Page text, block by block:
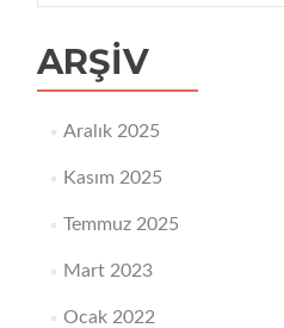
ARŞIV
Aralık 2025
Kasım 2025
Temmuz 2025
Mart 2023
Ocak 2022